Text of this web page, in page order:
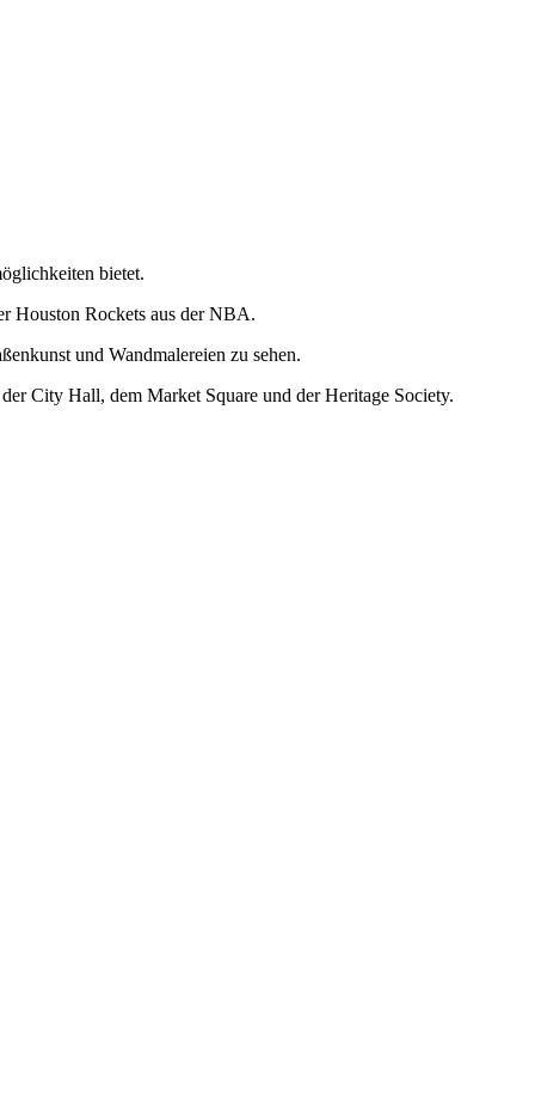
bietet.
Houston Rockets aus der NBA.
und Wandmalereien zu sehen.
City Hall, dem Market Square und der Heritage Society.